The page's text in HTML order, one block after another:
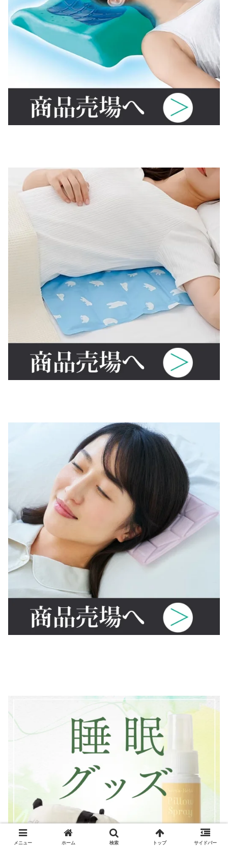
メニュー ホーム 検索 トップ サイドバー